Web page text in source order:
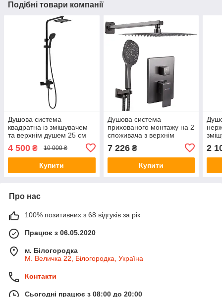
Подібні товари компанії
Душова система
квадратна із змішувачем
та верхнім душем 25 см
4 500 ₴ 10 000 ₴
Купити
Душова система
прихованого монтажу на 2
споживача з верхнім
SMART GLM-205-GP PVD
Графіт
7 226₴
Купити
005
2
Про нас
100% позитивних з 68 відгуків за рік
Працює з 06.05.2020
м. Білогородка
М. Величка 22, Білогородка, Україна
Контакти
Сьогодні працює з 08:00 до 20:00